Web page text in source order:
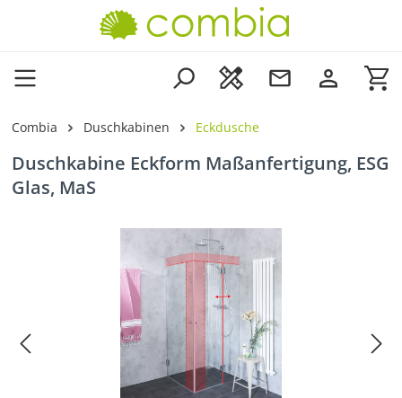
Zum Hauptinhalt springen
Combia Duschkabinen Eckdusche
Duschkabine Eckform Maßanfertigung, ESG
Glas, MaS